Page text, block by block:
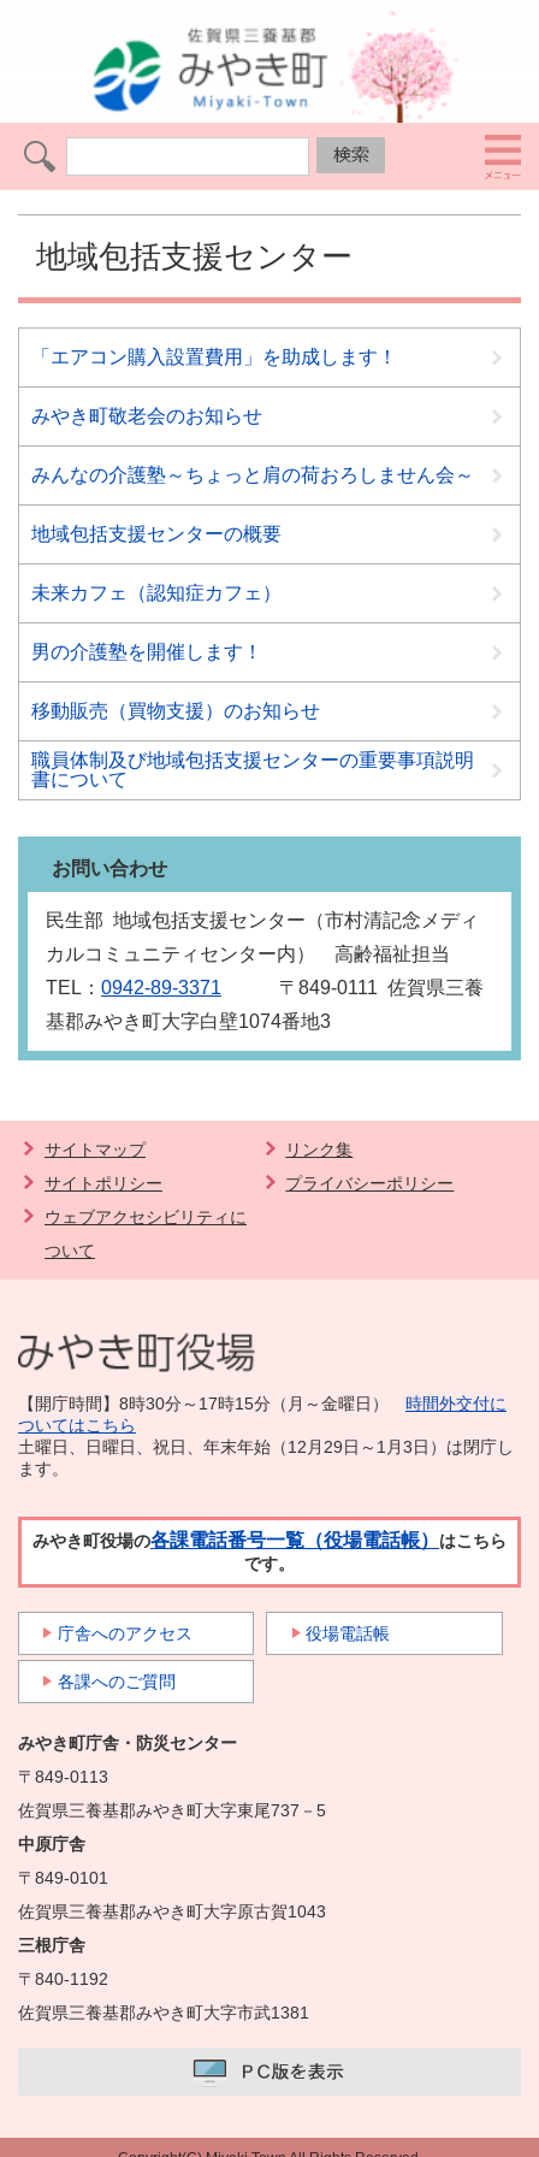
地域包括支援センター
「エアコン購入設置費用」を助成します！
みやき町敬老会のお知らせ
みんなの介護塾～ちょっと肩の荷おろしません会～
地域包括支援センターの概要
未来カフェ（認知症カフェ）
男の介護塾を開催します！
移動販売（買物支援）のお知らせ
職員体制及び地域包括支援センターの重要事項説明
書について
お問い合わせ
民生部 地域包括支援センター（市村清記念メディ
カルコミュニティセンター内） 高齢福祉担当
TEL： 0942-89-3371 〒849‐0111 佐賀県三養
基郡みやき町大字白壁1074番地3
サイトマップ
リンク集
サイトポリシー
プライバシーポリシー
ウェブアクセシビリティに
ついて
【開庁時間】8時30分～17時15分（月～金曜日） 時間外交付に
ついてはこちら
土曜日、日曜日、祝日、年末年始（12月29日～1月3日）は閉庁し
ます。
みやき町役場の各課電話番号一覧（役場電話帳） はこちら
です。
庁舎へのアクセス 役場電話帳
各課へのご質問
みやき町庁舎・防災センター
〒849-0113
佐賀県三養基郡みやき町大字東尾737－5
中原庁舎
〒849-0101
佐賀県三養基郡みやき町大字原古賀1043
三根庁舎
〒840-1192
佐賀県三養基郡みやき町大字市武1381